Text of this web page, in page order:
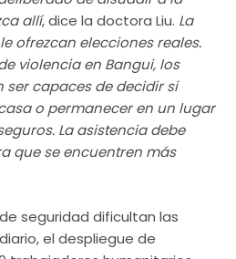
allí, dice la doctora Liu. La
ofrezcan elecciones reales.
violencia en Bangui, los
capaces de decidir si
o permanecer en un lugar
La asistencia debe
que se encuentren más
seguridad dificultan las
el despliegue de